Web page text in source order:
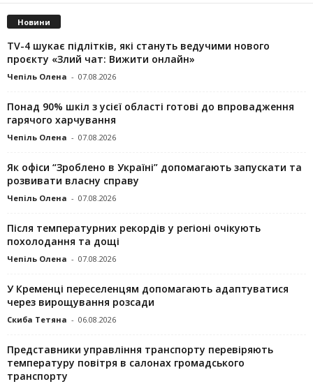
Новини
TV-4 шукає підлітків, які стануть ведучими нового
проєкту «Злий чат: Вижити онлайн»
Чепіль Олена - 07.08.2026
Понад 90% шкіл з усієї області готові до впровадження
гарячого харчування
Чепіль Олена - 07.08.2026
Як офіси “Зроблено в Україні” допомагають запускaти та
розвивати власну справу
Чепіль Олена - 07.08.2026
Після температурних рекордів у регіоні очікують
похолодання та дощі
Чепіль Олена - 07.08.2026
У Кременці переселенцям допомагають адаптуватися
через вирощування розсади
Скиба Тетяна - 06.08.2026
Представники управління транспорту перевіряють
температуру повітря в салонах громадського
транспорту